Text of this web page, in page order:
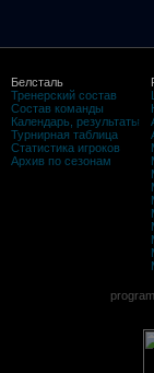
Белсталь
Тренерский состав
Состав команды
Календарь, результаты
Турнирная таблица
Статистика игроков
Архив по сезонам